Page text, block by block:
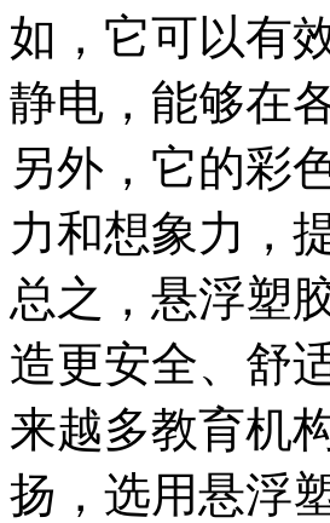
如，它可以有
静电，能够在
另外，它的彩
力和想象力，
总之，悬浮塑
造更安全、舒
来越多教育机
扬，选用悬浮